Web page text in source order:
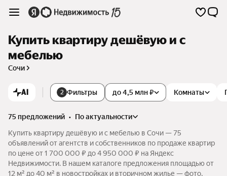
Купить квартиру дешёвую и с
мебелью
Сочи
AI 2 Фильтры Комнаты
до 4,5 млн ₽
75 предложений •
по актуальности
Купить квартиру дешёвую и с мебелью в Сочи — 75
объявлений от агентств и собственников по продаже квартир
по цене от 1 700 000 ₽ до 4 950 000 ₽ на Яндекс
Недвижимости. В нашем каталоге предложения площадью от
12 м² до 40 м² в новостройках и вторичном жилье — фото,